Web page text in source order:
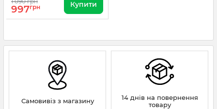
997грн Купити
Самовивіз з магазину
14 днів на повернення
товару